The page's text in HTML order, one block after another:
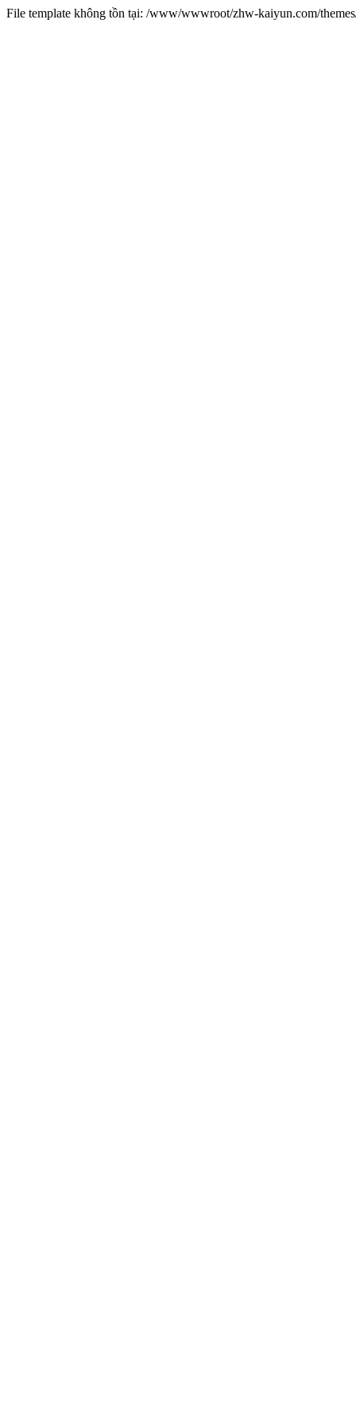
File template không tồn tại: /www/wwwroot/zhw-kaiyun.com/